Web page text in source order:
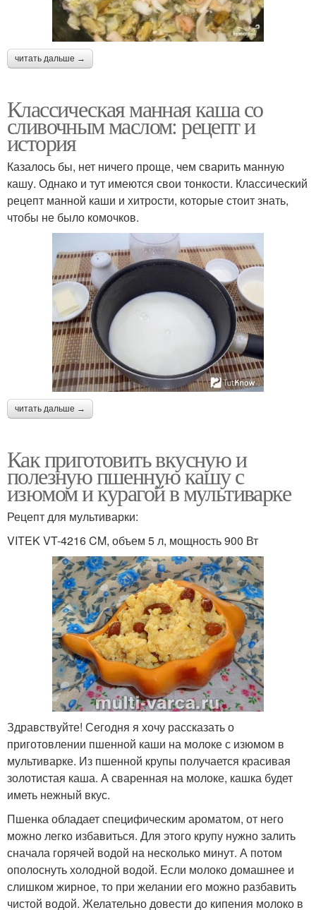
читать дальше →
Классическая манная каша со
сливочным маслом: рецепт и
история
Казалось бы, нет ничего проще, чем сварить манную
кашу. Однако и тут имеются свои тонкости. Классический
рецепт манной каши и хитрости, которые стоит знать,
чтобы не было комочков.
читать дальше →
Как приготовить вкусную и
полезную пшенную кашу с
изюмом и курагой в мультиварке
Рецепт для мультиварки:
VITEK VT-4216 CM, объем 5 л, мощность 900 Вт
Здравствуйте! Сегодня я хочу рассказать о
приготовлении пшенной каши на молоке с изюмом в
мультиварке. Из пшенной крупы получается красивая
золотистая каша. А сваренная на молоке, кашка будет
иметь нежный вкус.
Пшенка обладает специфическим ароматом, от него
можно легко избавиться. Для этого крупу нужно залить
сначала горячей водой на несколько минут. А потом
ополоснуть холодной водой. Если молоко домашнее и
слишком жирное, то при желании его можно разбавить
чистой водой. Желательно довести до кипения молоко в